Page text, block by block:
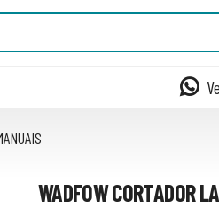
WADFOW CORTADOR